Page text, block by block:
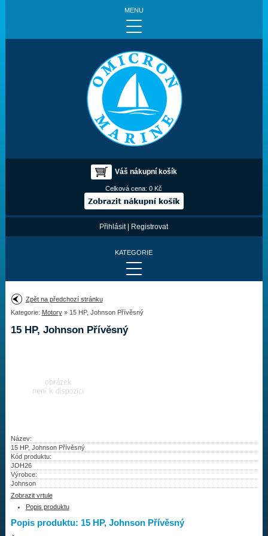
MENU
Váš nákupní košík
Celková cena:0 Kč
Přihlásit| Registrovat
KATEGORIE
Provedení:
Výrobce:
Najít vrtuli
Vrtule
Redukční pouzdra XHS
Kontakty
Aktuality
Zpět na předchozí stránku
Kategorie: Motory» 15 HP, Johnson Přívěsný
15 HP, Johnson Přívěsný
Název:
15 HP, Johnson Přívěsný
Kód produktu:
JOH26
Výrobce:
Johnson
Zobrazit vrtule
Popis produktu
Popis produktu: 15 HP, Johnson Přívěsný